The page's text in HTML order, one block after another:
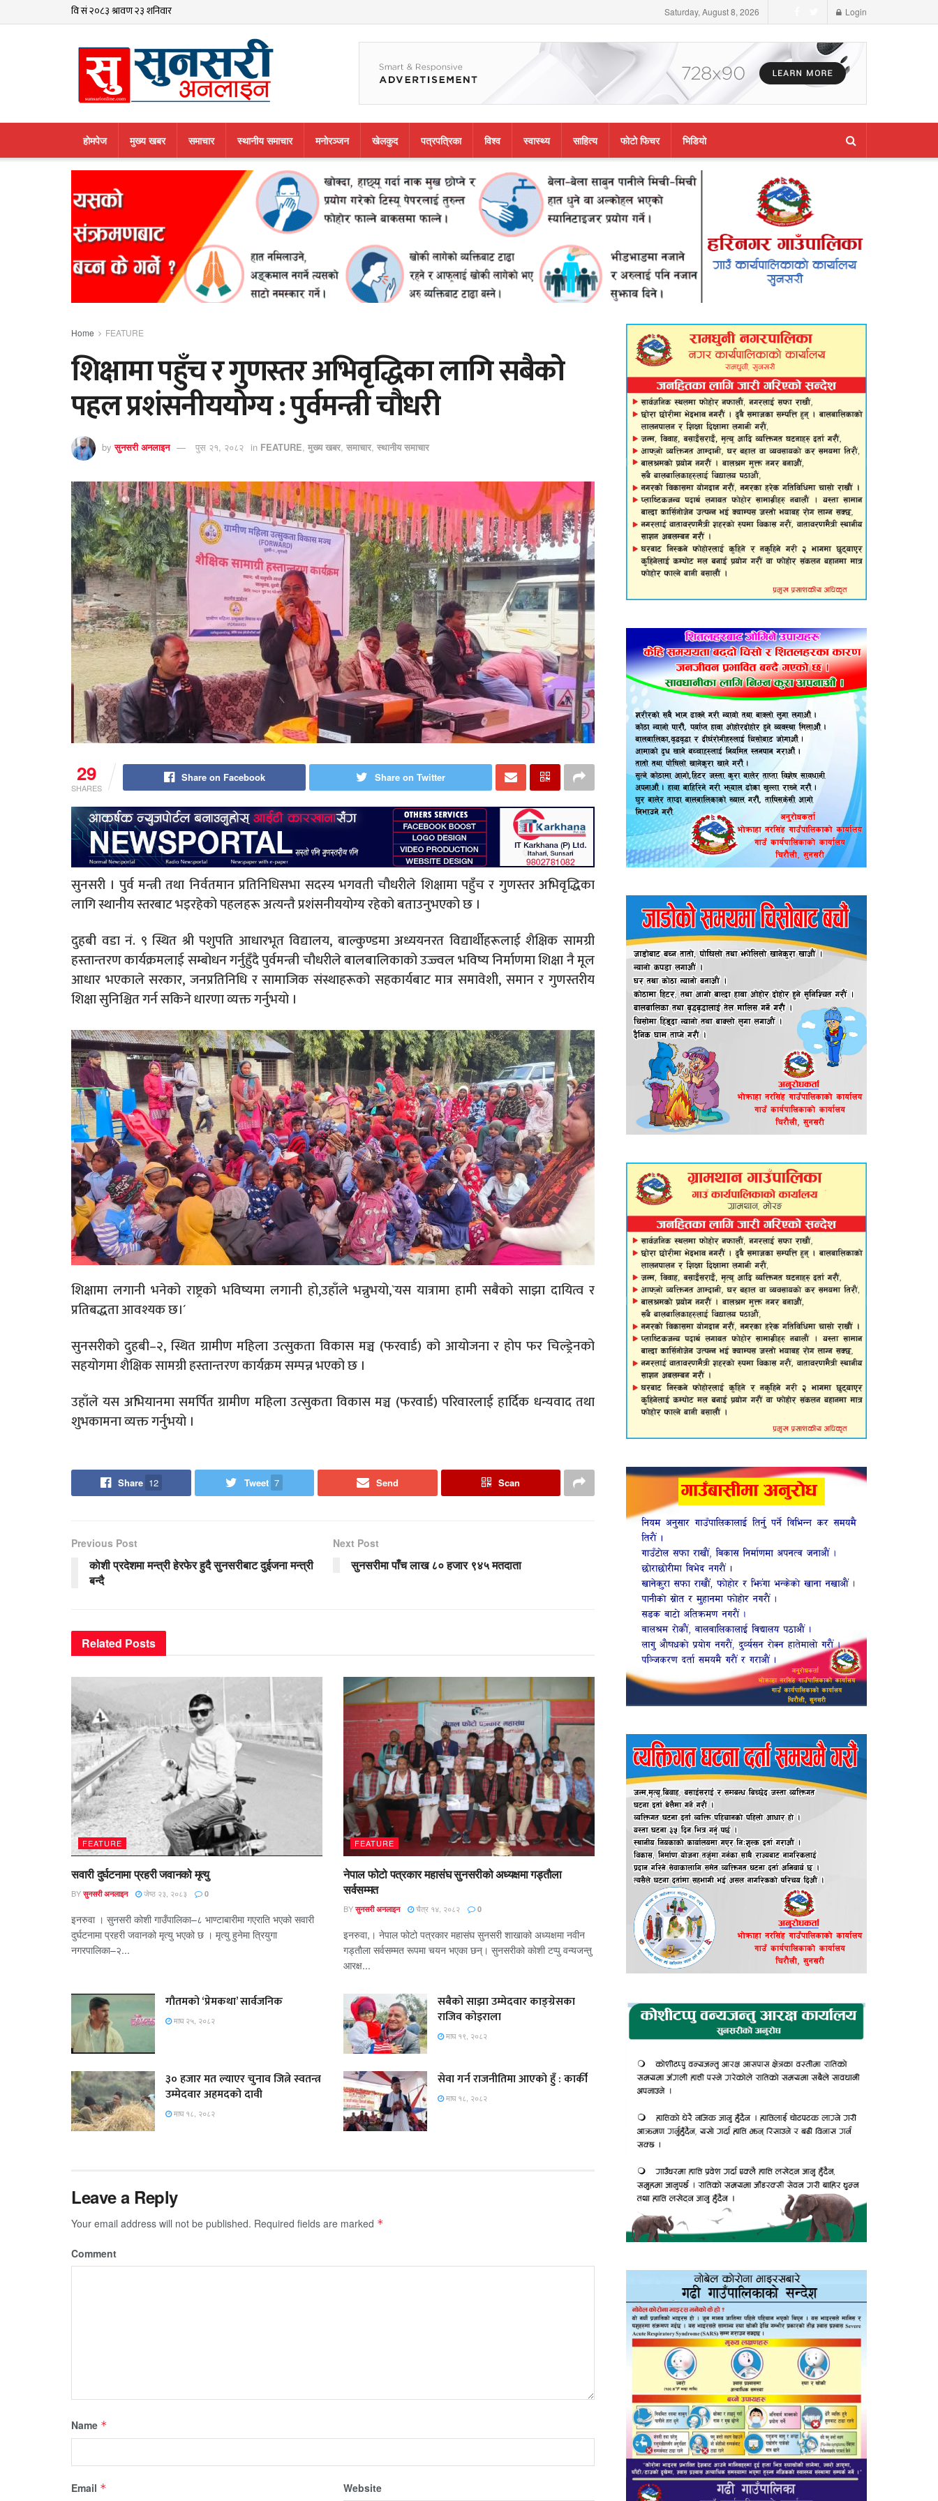
Saturday, August 8, 2026 Login
हाेमपेज मुख्य खबर समाचार स्थानीय समाचार मनाेरञ्जन खेलकुद पत्रपत्रिका विश्व स्वास्थ्य साहित्य फाेटाे फिचर भिडियाे
Home FEATURE
शिक्षामा पहुँच र गुणस्तर अभिवृद्धिका लागि सबैको
पहल प्रशंसनीययोग्य : पुर्वमन्त्री चौधरी
by सुनसरी अनलाइन पुस २१, २०८२ in FEATURE, मुख्य खबर, समाचार, स्थानीय समाचार
29
SHARES
Share on Facebook Share on Twitter
सुनसरी । पुर्व मन्त्री तथा निर्वतमान प्रतिनिधिसभा सदस्य भगवती चौधरीले शिक्षामा पहुँच र गुणस्तर अभिवृद्धिका
लागि स्थानीय स्तरबाट भइरहेको पहलहरू अत्यन्तै प्रशंसनीययोग्य रहेको बताउनुभएको छ ।
दुहबी वडा नं. ९ स्थित श्री पशुपति आधारभूत विद्यालय, बाल्कुण्डमा अध्ययनरत विद्यार्थीहरूलाई शैक्षिक सामग्री
हस्तान्तरण कार्यक्रमलाई सम्बोधन गर्नुहुँदै पुर्वमन्त्री चौधरीले बालबालिकाको उज्ज्वल भविष्य निर्माणमा शिक्षा नै मूल
आधार भएकाले सरकार, जनप्रतिनिधि र सामाजिक संस्थाहरूको सहकार्यबाट मात्र समावेशी, समान र गुणस्तरीय
शिक्षा सुनिश्चित गर्न सकिने धारणा व्यक्त गर्नुभयो ।
शिक्षामा लगानी भनेको राष्ट्रको भविष्यमा लगानी हो,उहाँले भन्नुभयो,`यस यात्रामा हामी सबैको साझा दायित्व र
प्रतिबद्धता आवश्यक छ।´
सुनसरीको दुहबी–२, स्थित ग्रामीण महिला उत्सुकता विकास मञ्च (फरवार्ड) को आयोजना र होप फर चिल्ड्रेनको
सहयोगमा शैक्षिक सामग्री हस्तान्तरण कार्यक्रम सम्पन्न भएको छ ।
उहाँले यस अभियानमा समर्पित ग्रामीण महिला उत्सुकता विकास मञ्च (फरवार्ड) परिवारलाई हार्दिक धन्यवाद तथा
शुभकामना व्यक्त गर्नुभयो ।
Share 12 Tweet 7 Send Scan
Previous Post
काेशी प्रदेशमा मन्त्री हेरफेर हुदै सुनसरीबाट दुईजना मन्त्री
बन्दै
Next Post
सुनसरीमा पाँच लाख ८० हजार ९४५ मतदाता
Related Posts
FEATURE
सवारी दुर्घटनामा प्रहरी जवानको मृत्यु
BY सुनसरी अनलाइन जेष्ठ २३, २०८३ 0
इनरुवा । सुनसरी कोशी गाउँपालिका–८ भाण्टाबारीमा गएराति भएको सवारी
दुर्घटनामा प्रहरी जवानको मृत्यु भएको छ । मृत्यु हुनेमा त्रियुगा
नगरपालिका–२...
FEATURE
नेपाल फोटो पत्रकार महासंघ सुनसरीको अध्यक्षमा गड्ताैला
सर्वसम्मत
BY सुनसरी अनलाइन चैत्र १४, २०८२ 0
इनरुवा,। नेपाल फोटो पत्रकार महासंघ सुनसरी शाखाको अध्यक्षमा नवीन
गड्ताैला सर्वसम्मत रूपमा चयन भएका छन्। सुनसरीको काेशी टप्पु वन्यजन्तु
आरक्ष...
गौतमको ‘प्रेमकथा’ सार्वजनिक
माघ २५, २०८२
सबैको साझा उम्मेदवार काङ्ग्रेसका
राजिव कोइराला
माघ १९, २०८२
३० हजार मत ल्याएर चुनाव जित्ने स्वतन्त्र
उम्मेदवार अहमदको दावी
माघ १८, २०८२
सेवा गर्न राजनीतिमा आएको हुँ : कार्की
माघ १८, २०८२
Leave a Reply
Your email address will not be published. Required fields are marked *
Comment
Name *
Email * Website